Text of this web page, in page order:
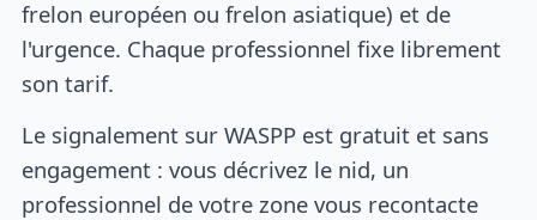
frelon européen ou frelon asiatique) et de
l'urgence. Chaque professionnel fixe librement
son tarif.
Le signalement sur WASPP est gratuit et sans
engagement : vous décrivez le nid, un
professionnel de votre zone vous recontacte